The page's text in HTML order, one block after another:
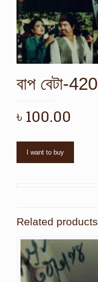
বাপ বেটা-420
৳ 100.00
I want to buy
Related products